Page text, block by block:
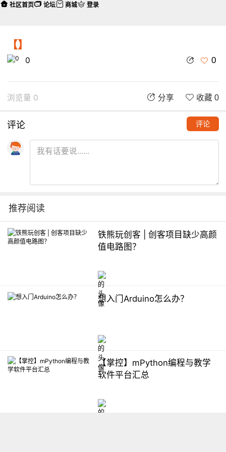
【】
0 0
浏览量 0 分享 收藏 0
评论 评论
推荐阅读
铁熊玩创客 | 创客项目缺少高颜
值电路图？
想入门Arduino怎么办？
【掌控】mPython编程与教学
软件平台汇总
社区首页 论坛 商城 登录